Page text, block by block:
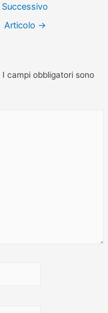
Successivo
Articolo →
I campi obbligatori sono